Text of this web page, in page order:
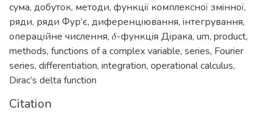
сума, добуток, методи, функцiї комплексної змiнної,
ряди, ряди Фур’є, диференцiювання, iнтегрування,
операцiйне числення, 𝛿-функцiя Дiрака, um, product,
methods, functions of a complex variable, series, Fourier
series, differentiation, integration, operational calculus,
Dirac’s delta function
Citation